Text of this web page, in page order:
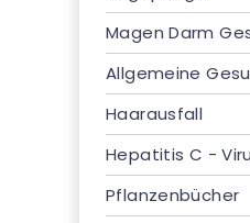
Magen Darm
Allgemeine
Haarausfall
Hepatitis C -
Pflanzenbücher